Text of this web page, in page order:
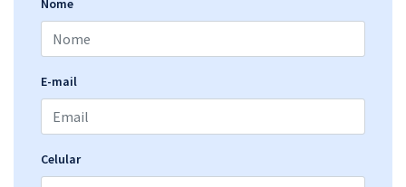
ANS - Agência Nacional de Saúde Suplementar - Conhecimentos
Específicos para o Cargo de Técnico Administrativo
R$ 311,99à vista
Economize R$ 78,00 (-20%)
Nome
E-mail
Celular